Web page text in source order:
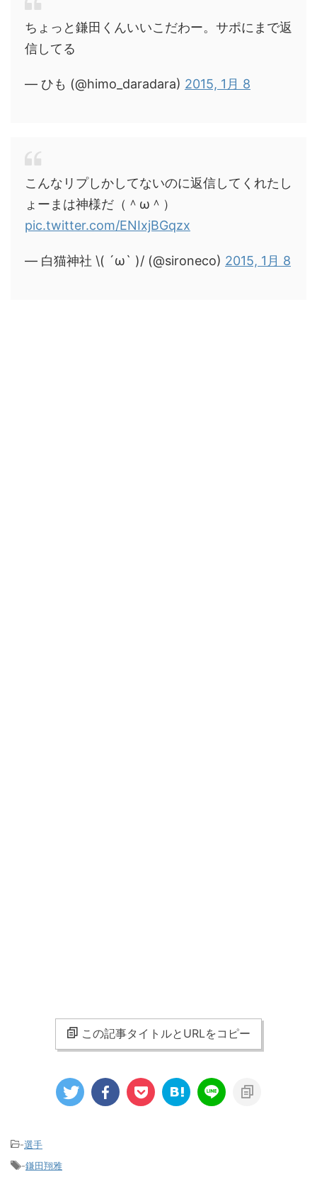
ちょっと鎌田くんいいこだわー。サポにまで返
信してる
— ひも (@himo_daradara) 2015, 1月 8
こんなリプしかしてないのに返信してくれたし
ょーまは神様だ（＾ω＾）
pic.twitter.com/ENIxjBGqzx
— 白猫神社 \( ´ω` )/ (@sironeco) 2015, 1月 8
この記事タイトルとURLをコピー
-選手
-鎌田翔雅